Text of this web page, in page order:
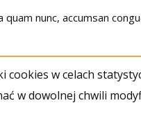
quam nunc, accumsan
w celach
w dowolnej chwili